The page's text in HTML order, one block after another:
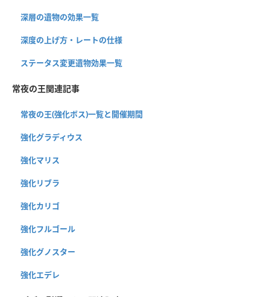
深層の遺物の効果一覧
深度の上げ方・レートの仕様
ステータス変更遺物効果一覧
常夜の王関連記事
常夜の王(強化ボス)一覧と開催期間
強化グラディウス
強化マリス
強化リブラ
強化カリゴ
強化フルゴール
強化グノスター
強化エデレ